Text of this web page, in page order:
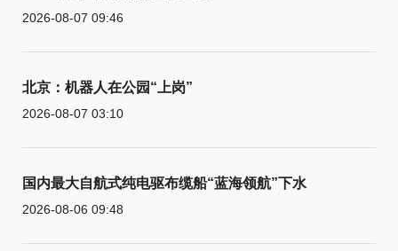
2026-08-07 09:46
北京：机器人在公园“上岗”
2026-08-07 03:10
国内最大自航式纯电驱布缆船“蓝海领航”下水
2026-08-06 09:48